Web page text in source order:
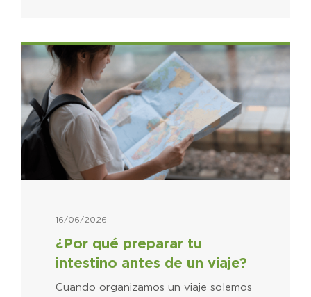
¿Por qué preparar tu
intestino antes de un viaje?
16/06/2026
Cuando organizamos un viaje solemos